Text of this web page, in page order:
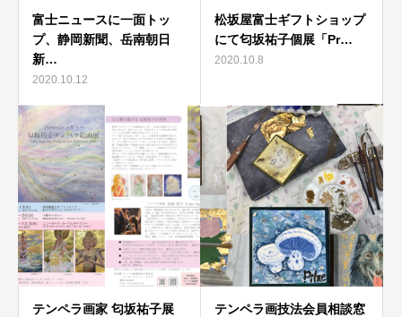
富士ニュースに一面トッ
プ、静岡新聞、岳南朝日
新…
2020.10.12
松坂屋富士ギフトショップ
にて匂坂祐子個展「Pr…
2020.10.8
テンペラ画家 匂坂祐子展
テンペラ画技法会員相談窓